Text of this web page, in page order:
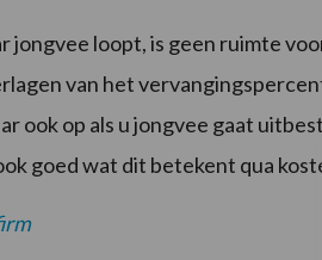
jongvee loopt, is geen ruimte
van het
ook op als u jongvee gaat
goed wat dit betekent qua